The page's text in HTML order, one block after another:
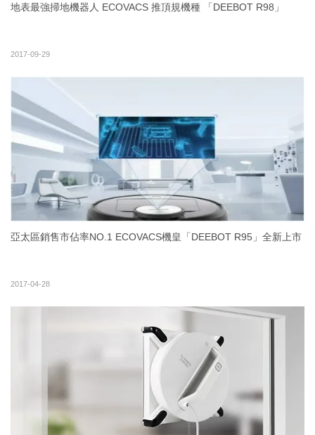
地表最強掃地機器人 ECOVACS 推頂規機種 「DEEBOT R98」
2017-09-29
亞太區銷售市佔率NO.1 ECOVACS機皇「DEEBOT R95」全新上市
2017-04-28